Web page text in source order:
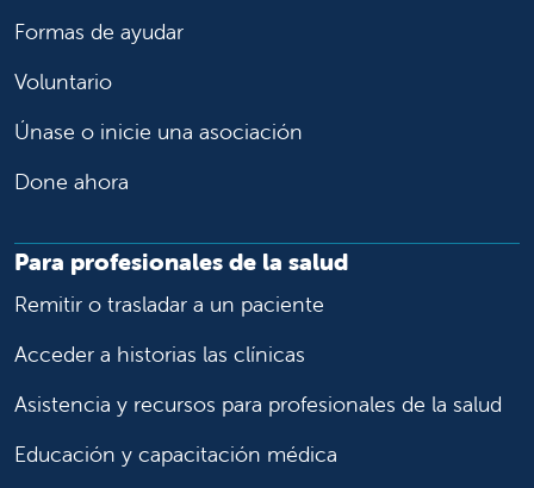
Formas de ayudar
Voluntario
Únase o inicie una asociación
Done ahora
Para profesionales de la salud
Remitir o trasladar a un paciente
Acceder a historias las clínicas
Asistencia y recursos para profesionales de la salud
Educación y capacitación médica